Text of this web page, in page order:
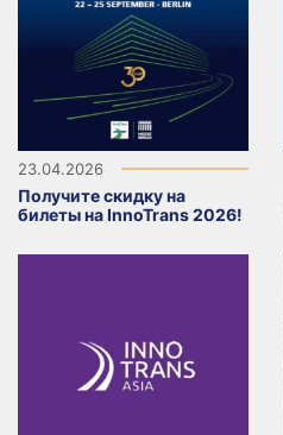
23.04.2026
Получите скидку на
билеты на InnoTrans 2026!